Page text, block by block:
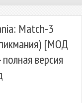
Match-3
[МОД
версия